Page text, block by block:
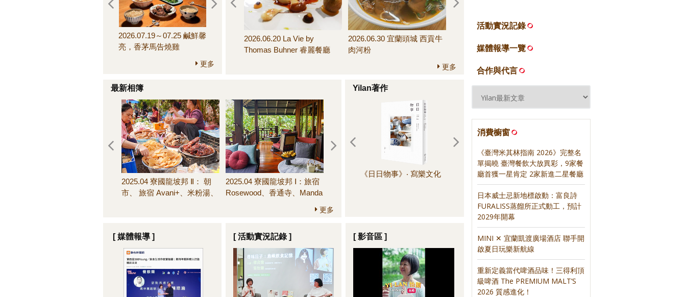
2026.07.19～07.25 鹹鮮馨
亮，香茅馬告燒雞
2026.07.11～07.19 信手拈
來，饅頭新配搭
2026.07.01～07.11 變奏
版！榨菜肉絲義大利麵
更多
2026.06.20 La Vie by
Thomas Buhner 睿麗餐廳
2026.06.30 宜蘭頭城 西貢牛
肉河粉
格蘭菲迪餐酒饗宴
更多
最新相簿
2025.04 寮國龍坡邦 Ⅱ： 朝
市、 旅宿 Avani+、米粉湯、
2025.04 寮國龍坡邦 Ⅰ：旅宿
Rosewood、香通寺、Manda
anchoa＆其他
更多
Yilan著作
《日日物事》‧ 寫樂文化
《日日三餐，早 ‧ 午 ‧
晚》‧ 寫樂文化
《紅茶經》‧ 寫樂文化
[ 媒體報導 ] [ 活動實況記錄 ] [ 影音區 ]
活動實況記錄
媒體報導一覽
合作與代言
消費櫥窗
《臺灣米其林指南 2026》完整名
單揭曉 臺灣餐飲大放異彩，9家餐
廳首獲一星肯定 2家新進二星餐廳
日本威士忌新地標啟動：富良詩
FURALISS蒸餾所正式動工，預計
2029年開幕
MINI ✕ 宜蘭凱渡廣場酒店 聯手開
啟夏日玩樂新航線
重新定義當代啤酒品味！三得利頂
級啤酒 The PREMIUM MALT’S
2026 質感進化！